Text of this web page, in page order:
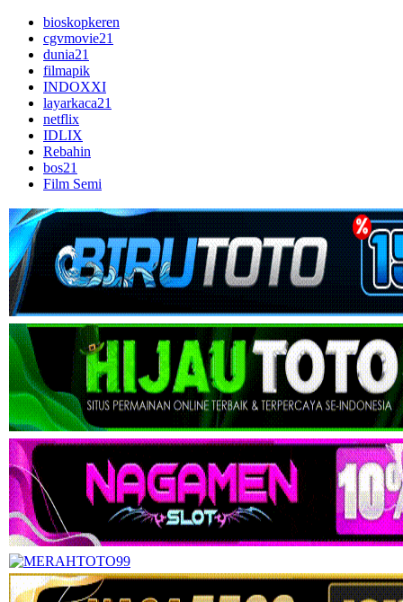
bioskopkeren
cgvmovie21
dunia21
filmapik
INDOXXI
layarkaca21
netflix
IDLIX
Rebahin
bos21
Film Semi